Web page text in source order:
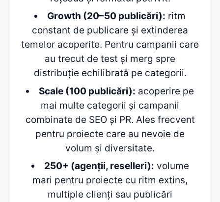
Growth (20–50 publicări): ritm
constant de publicare și extinderea
temelor acoperite. Pentru campanii care
au trecut de test și merg spre
distribuție echilibrată pe categorii.
Scale (100 publicări): acoperire pe
mai multe categorii și campanii
combinate de SEO și PR. Ales frecvent
pentru proiecte care au nevoie de
volum și diversitate.
250+ (agenții, reselleri): volume
mari pentru proiecte cu ritm extins,
multiple clienți sau publicări